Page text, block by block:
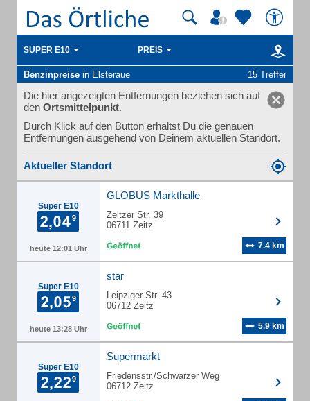
SUPER E10 PREIS
Benzinpreise in Elsteraue 15 Treffer
Die hier angezeigten Entfernungen beziehen sich auf
den Ortsmittelpunkt.
Durch Klick auf den Button erhältst Du die genauen
Entfernungen ausgehend von Deinem aktuellen Standort.
Aktueller Standort
Super E10
heute 12:01 Uhr
GLOBUS Markthalle
Zeitzer Str. 39
06711 Zeitz
7.4 km
Super E10
heute 13:28 Uhr
star
Leipziger Str. 43
06712 Zeitz
5.9 km
Super E10
Supermarkt
Friedensstr./Schwarzer Weg
06712 Zeitz